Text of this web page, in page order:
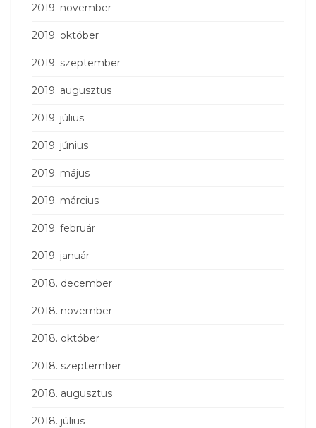
2019. november
2019. október
2019. szeptember
2019. augusztus
2019. július
2019. június
2019. május
2019. március
2019. február
2019. január
2018. december
2018. november
2018. október
2018. szeptember
2018. augusztus
2018. július